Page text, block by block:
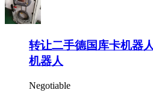
转让二手德国库卡机器
机器人
Negotiable